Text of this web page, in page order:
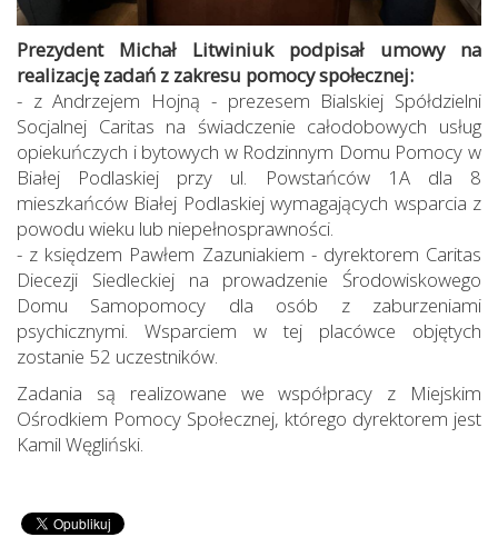
Prezydent Michał Litwiniuk podpisał umowy na
realizację zadań z zakresu pomocy społecznej:
- z Andrzejem Hojną - prezesem Bialskiej Spółdzielni
Socjalnej Caritas na świadczenie całodobowych usług
opiekuńczych i bytowych w Rodzinnym Domu Pomocy w
Białej Podlaskiej przy ul. Powstańców 1A dla 8
mieszkańców Białej Podlaskiej wymagających wsparcia z
powodu wieku lub niepełnosprawności.
- z księdzem Pawłem Zazuniakiem - dyrektorem Caritas
Diecezji Siedleckiej na prowadzenie Środowiskowego
Domu Samopomocy dla osób z zaburzeniami
psychicznymi. Wsparciem w tej placówce objętych
zostanie 52 uczestników.
Zadania są realizowane we współpracy z Miejskim
Ośrodkiem Pomocy Społecznej, którego dyrektorem jest
Kamil Węgliński.